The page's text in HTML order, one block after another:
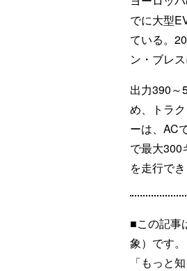
でに大型
ている。
ン・ブレ
出力390～
め、トラ
ーは、AC
で最大300
を走行でき
■この記事
象）です
「もっと